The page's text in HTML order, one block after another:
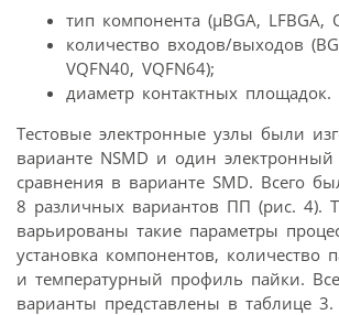
тип компонента (μBGA, LFBGA,
количество входов/выходов
VQFN40, VQFN64);
диаметр контактных площадок.
Тестовые электронные узлы были
варианте NSMD и один электронный
сравнения в варианте SMD. Всего
8 различных вариантов ПП (рис. 4).
варьированы такие параметры
установка компонентов, количество
и температурный профиль пайки.
варианты представлены в таблице 3.